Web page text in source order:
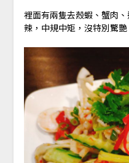
裡面有兩隻去殼蝦、蟹肉
辣，中規中矩，沒特別驚艷